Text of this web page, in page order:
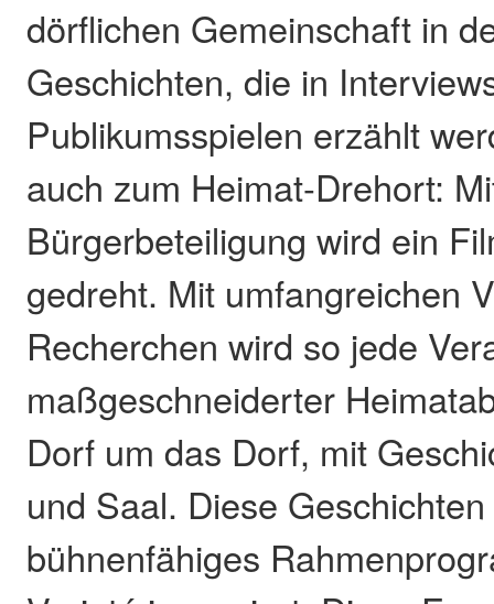
dörflichen Gemeinschaft in
Geschichten, die in
Publikumsspielen erzählt
auch zum Heimat-Drehort:
Bürgerbeteiligung wird ein
gedreht. Mit umfangreichen
Recherchen wird so jede
maßgeschneiderter
Dorf um das Dorf, mit
und Saal. Diese
bühnenfähiges